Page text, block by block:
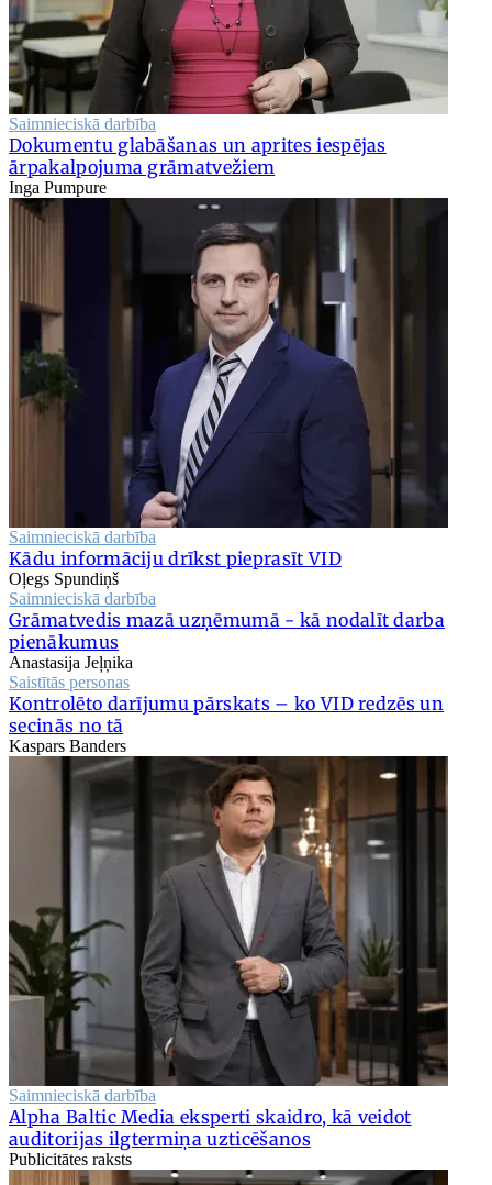
Saimnieciskā darbība
Dokumentu glabāšanas un aprites iespējas
ārpakalpojuma grāmatvežiem
Inga Pumpure
Saimnieciskā darbība
Kādu informāciju drīkst pieprasīt VID
Oļegs Spundiņš
Saimnieciskā darbība
Grāmatvedis mazā uzņēmumā - kā nodalīt darba
pienākumus
Anastasija Jeļņika
Saistītās personas
Kontrolēto darījumu pārskats – ko VID redzēs un
secinās no tā
Kaspars Banders
Saimnieciskā darbība
Alpha Baltic Media eksperti skaidro, kā veidot
auditorijas ilgtermiņa uzticēšanos
Publicitātes raksts